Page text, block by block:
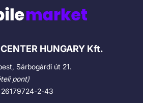
HUNGARY Kft.
Sárbogárdi út 21.
pont)
2-43